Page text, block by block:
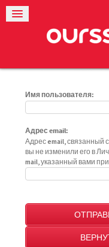
Имя пользователя:
Адрес email:
Адрес email, связанный
вы не изменили его в
mail, указанный вами